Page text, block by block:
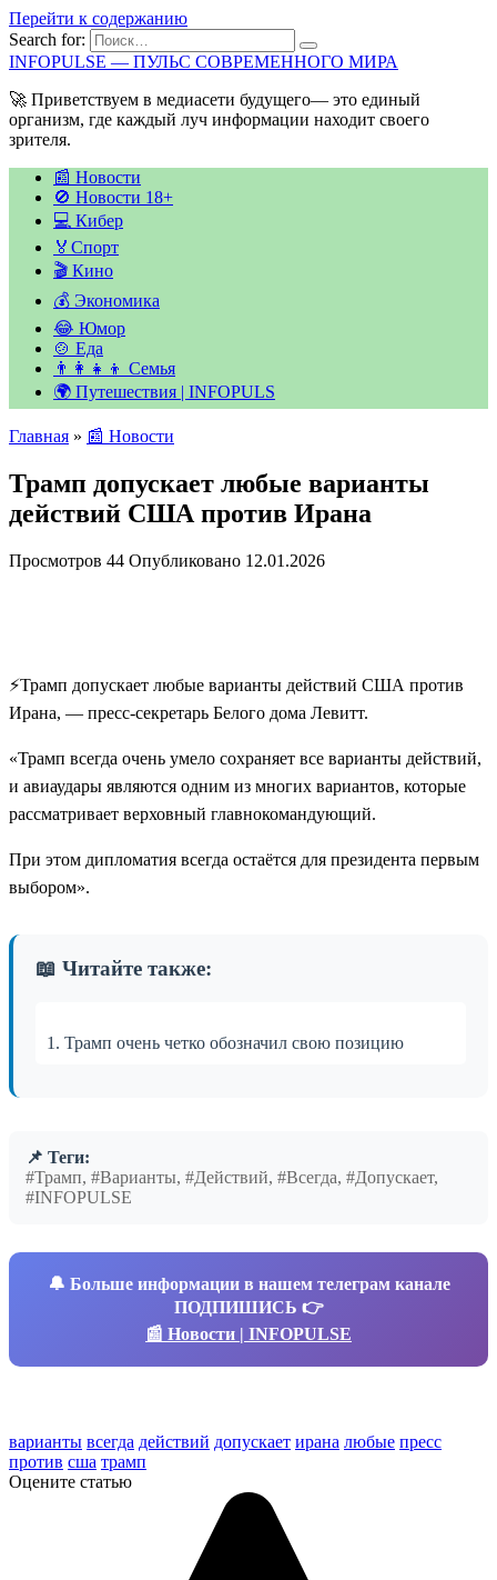
Перейти к содержанию
Search for:
INFOPULSE — ПУЛЬС СОВРЕМЕННОГО МИРА
🚀 Приветствуем в медиасети будущего— это единый
организм, где каждый луч информации находит своего
зрителя.
📰 Новости
🚫 Новости 18+
💻 Кибер
🏅Спорт
🎬 Кино
💰 Экономика
😂 Юмор
🍲 Еда
👨‍👩‍👧‍👦 Семья
🌍 Путешествия | INFOPULS
Главная » 📰 Новости
Трамп допускает любые варианты
действий США против Ирана
Просмотров 44 Опубликовано 12.01.2026
⚡️Трамп допускает любые варианты действий США против
Ирана, — пресс-секретарь Белого дома Левитт.
«Трамп всегда очень умело сохраняет все варианты действий,
и авиаудары являются одним из многих вариантов, которые
рассматривает верховный главнокомандующий.
При этом дипломатия всегда остаётся для президента первым
выбором».
📖 Читайте также:
1. Трамп очень четко обозначил свою позицию
📌 Теги:
#Трамп, #Варианты, #Действий, #Всегда, #Допускает,
#INFOPULSE
🔔 Больше информации в нашем телеграм канале
ПОДПИШИСЬ 👉
📰 Новости | INFOPULSE
варианты всегда действий допускает ирана любые пресс
против сша трамп
Оцените статью